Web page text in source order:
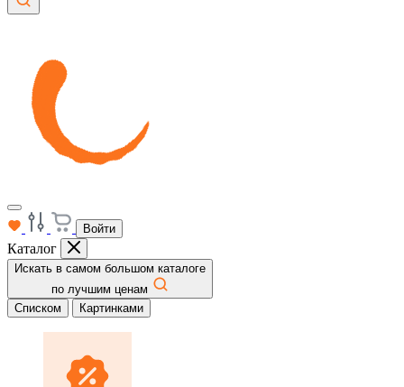
Войти
Каталог
Искать в самом большом каталоге
по лучшим ценам
Списком
Картинками